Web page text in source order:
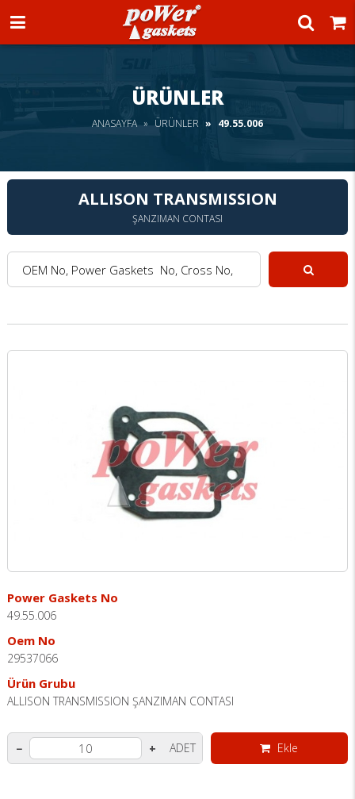
Power Gaskets
ÜRÜNLER
ANASAYFA ÜRÜNLER 49.55.006
ALLISON TRANSMISSION
ŞANZIMAN CONTASI
OEM No, Power Gaskets No, Cross No, Model :
Power Gaskets No
49.55.006
Oem No
29537066
Ürün Grubu
ALLISON TRANSMISSION ŞANZIMAN CONTASI
− + ADET Ekle